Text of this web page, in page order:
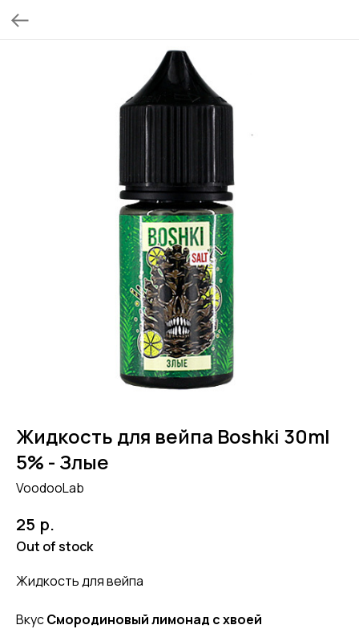
Жидкость для вейпа Boshki 30ml
5% - Злые
VoodooLab
25 р.
Out of stock
Жидкость для вейпа
ВкусСмородиновый лимонад с хвоей